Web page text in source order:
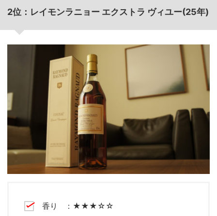
2位：レイモンラニョー エクストラ ヴィユー(25年)
香り ：★★★☆☆